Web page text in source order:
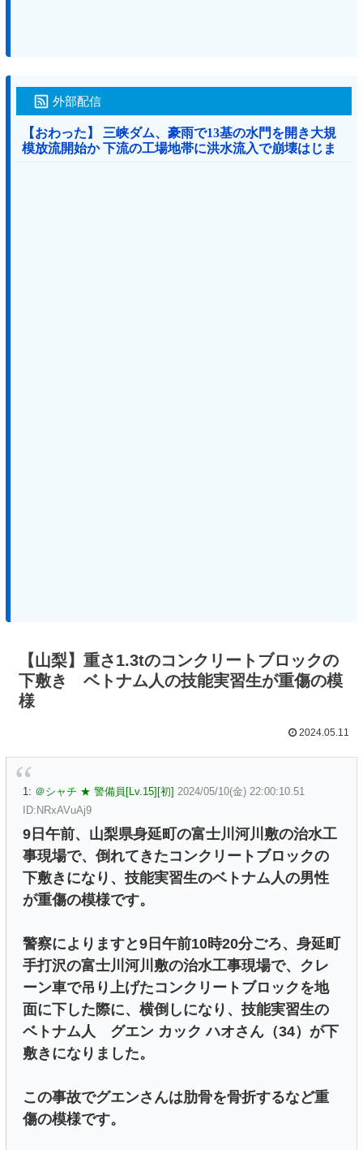
外部配信
【おわった】 三峡ダム、豪雨で13基の水門を開き大規
模放流開始か 下流の工場地帯に洪水流入で崩壊はじま
る
【山梨】重さ1.3tのコンクリートブロックの
下敷き ベトナム人の技能実習生が重傷の模
様
2024.05.11
1: ＠シャチ ★ 警備員[Lv.15][初] 2024/05/10(金) 22:00:10.51
ID:NRxAVuAj9
9日午前、山梨県身延町の富士川河川敷の治水工
事現場で、倒れてきたコンクリートブロックの
下敷きになり、技能実習生のベトナム人の男性
が重傷の模様です。
警察によりますと9日午前10時20分ごろ、身延町
手打沢の富士川河川敷の治水工事現場で、クレ
ーン車で吊り上げたコンクリートブロックを地
面に下した際に、横倒しになり、技能実習生の
ベトナム人 グエン カック ハオさん（34）が下
敷きになりました。
この事故でグエンさんは肋骨を骨折するなど重
傷の模様です。